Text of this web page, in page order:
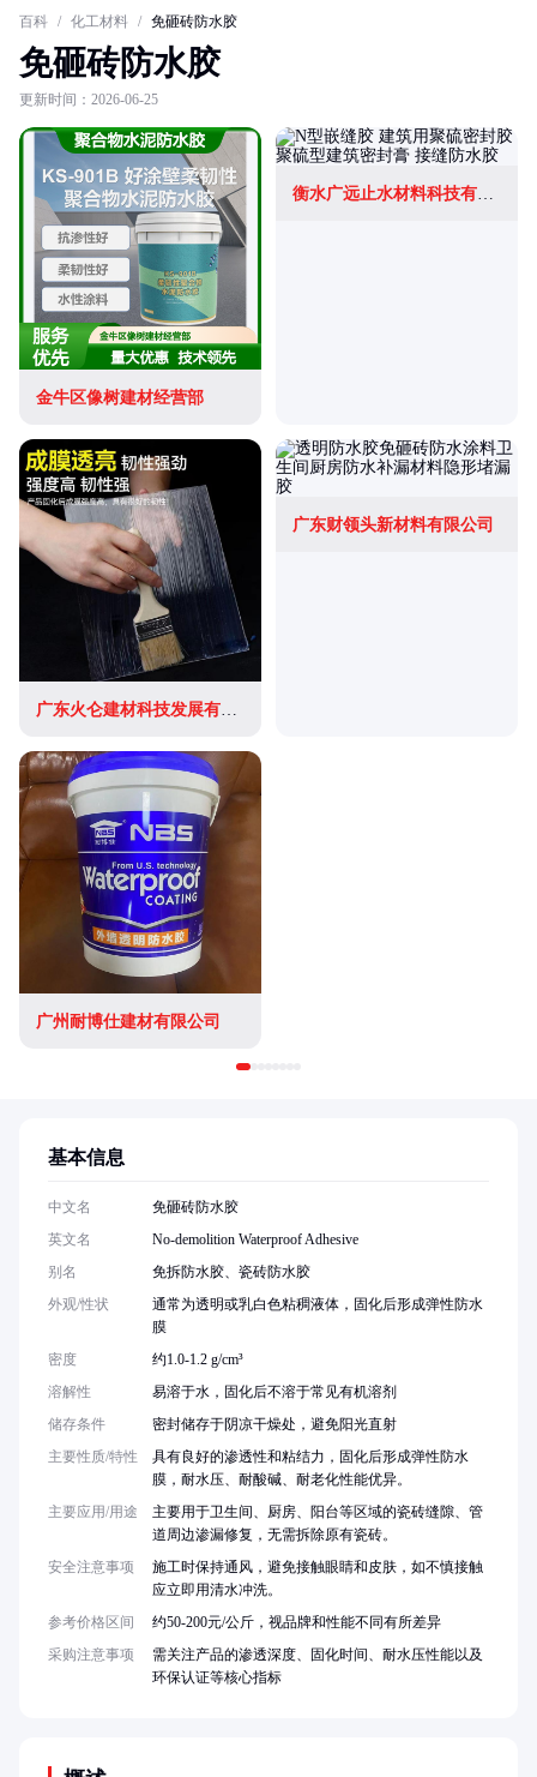
百科 / 化工材料 / 免砸砖防水胶
免砸砖防水胶
更新时间：2026-06-25
金牛区像树建材经营部
衡水广远止水材料科技有限公司
广东火仑建材科技发展有限公司
广东财领头新材料有限公司
广州耐博仕建材有限公司
基本信息
中文名
免砸砖防水胶
英文名
No-demolition Waterproof Adhesive
别名
免拆防水胶、瓷砖防水胶
外观/性状
通常为透明或乳白色粘稠液体，固化后形成弹性防水
膜
密度
约1.0-1.2 g/cm³
溶解性
易溶于水，固化后不溶于常见有机溶剂
储存条件
密封储存于阴凉干燥处，避免阳光直射
主要性质/特性
具有良好的渗透性和粘结力，固化后形成弹性防水
膜，耐水压、耐酸碱、耐老化性能优异。
主要应用/用途
主要用于卫生间、厨房、阳台等区域的瓷砖缝隙、管
道周边渗漏修复，无需拆除原有瓷砖。
安全注意事项
施工时保持通风，避免接触眼睛和皮肤，如不慎接触
应立即用清水冲洗。
参考价格区间
约50-200元/公斤，视品牌和性能不同有所差异
采购注意事项
需关注产品的渗透深度、固化时间、耐水压性能以及
环保认证等核心指标